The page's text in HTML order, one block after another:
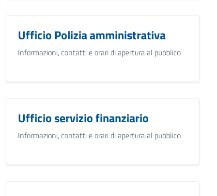
Ufficio Polizia amministrativa
Informazioni, contatti e orari di apertura al pubblico
Ufficio servizio finanziario
Informazioni, contatti e orari di apertura al pubblico